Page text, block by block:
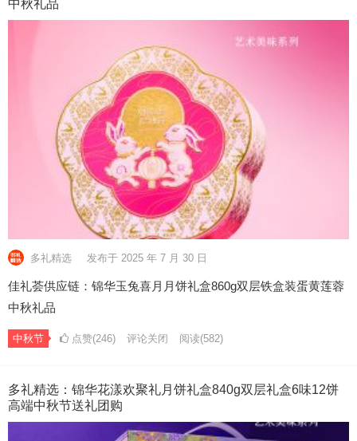
中秋礼品
多礼精选 发布于 2025 年 7 月 30 日
佳礼荟供应链：锦华玉兔喜月月饼礼盒860g双层铁盒装蛋黄莲蓉
中秋礼品
中秋节 点赞(246) 评论关闭 阅读(582)
多礼精选：锦华花漾欢聚礼月饼礼盒840g双层礼盒6味12饼
高端中秋节送礼团购